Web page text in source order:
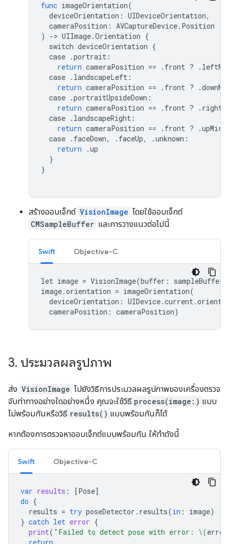
func imageOrientation(
deviceOrientation : UIDeviceOrientation,
cameraPosition : AVCaptureDevice. Position
)
-> UIImage.Orientation {
switch deviceOrientation {
case .portrait :
return cameraPosition == . front ? .
case . landscapeLeft :
return cameraPosition == . front ? .
case .portraitUpsideDown :
return cameraPosition == . front ? .
case . landscapeRight :
return cameraPosition == . front ? .
case . faceDown, . faceUp, .unknown :
return
.up
}
}
สร้างออบเจ็กต์ VisionImage โดยใช้ออบเจ็กต์
CMSampleBuffer และการวางแนวต่อไปนี้
Swift Objective-C
let image = VisionImage(buffer : sampleBuffer
image.orientation = imageOrientation(
deviceOrientation : UIDevice.current.
cameraPosition : cameraPosition)
3. ประมวลผลรูปภาพ
ส่ง VisionImage ไปยังวิธีการประมวลผลรูปภาพของเครื่องตรวจ
จับท่าทางอย่างใดอย่างหนึ่ง คุณจะใช้วิธี process(image:) แบบ
ไม่พร้อมกันหรือวิธี results() แบบพร้อมกันก็ได้
หากต้องการตรวจหาออบเจ็กต์แบบพร้อมกัน ให้ทำดังนี้
Swift Objective-C
var results : [Pose]
do {
results = try poseDetector . results(in : image)
} catch let error {
print( "Failed to detect pose with error: \(error